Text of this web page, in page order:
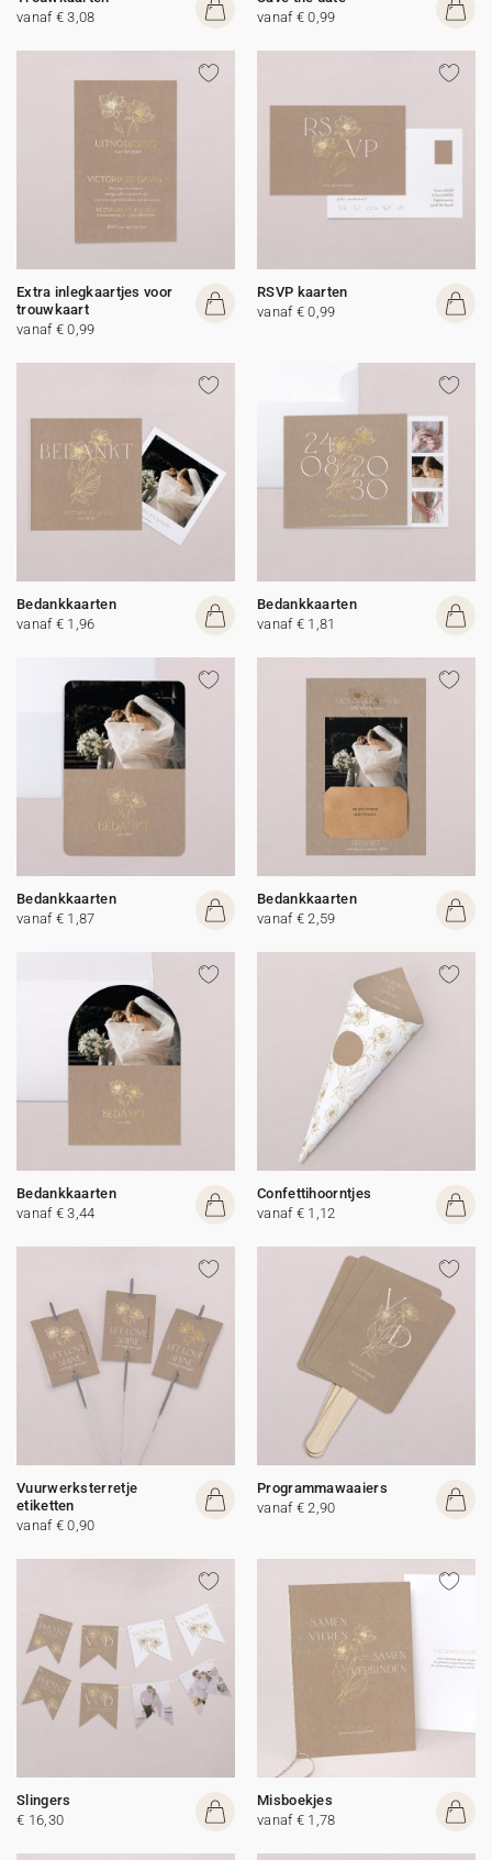
vanaf € 3,08
vanaf € 0,99
Extra inlegkaartjes voor
trouwkaart
vanaf € 0,99
RSVP kaarten
vanaf € 0,99
Bedankkaarten
vanaf € 1,96
Bedankkaarten
vanaf € 1,81
Bedankkaarten
vanaf € 1,87
Bedankkaarten
vanaf € 2,59
Bedankkaarten
vanaf € 3,44
Confettihoorntjes
vanaf € 1,12
Vuurwerksterretje
etiketten
vanaf € 0,90
Programmawaaiers
vanaf € 2,90
Slingers
€ 16,30
Misboekjes
vanaf € 1,78